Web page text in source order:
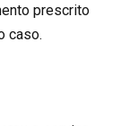
prescrito
caso.